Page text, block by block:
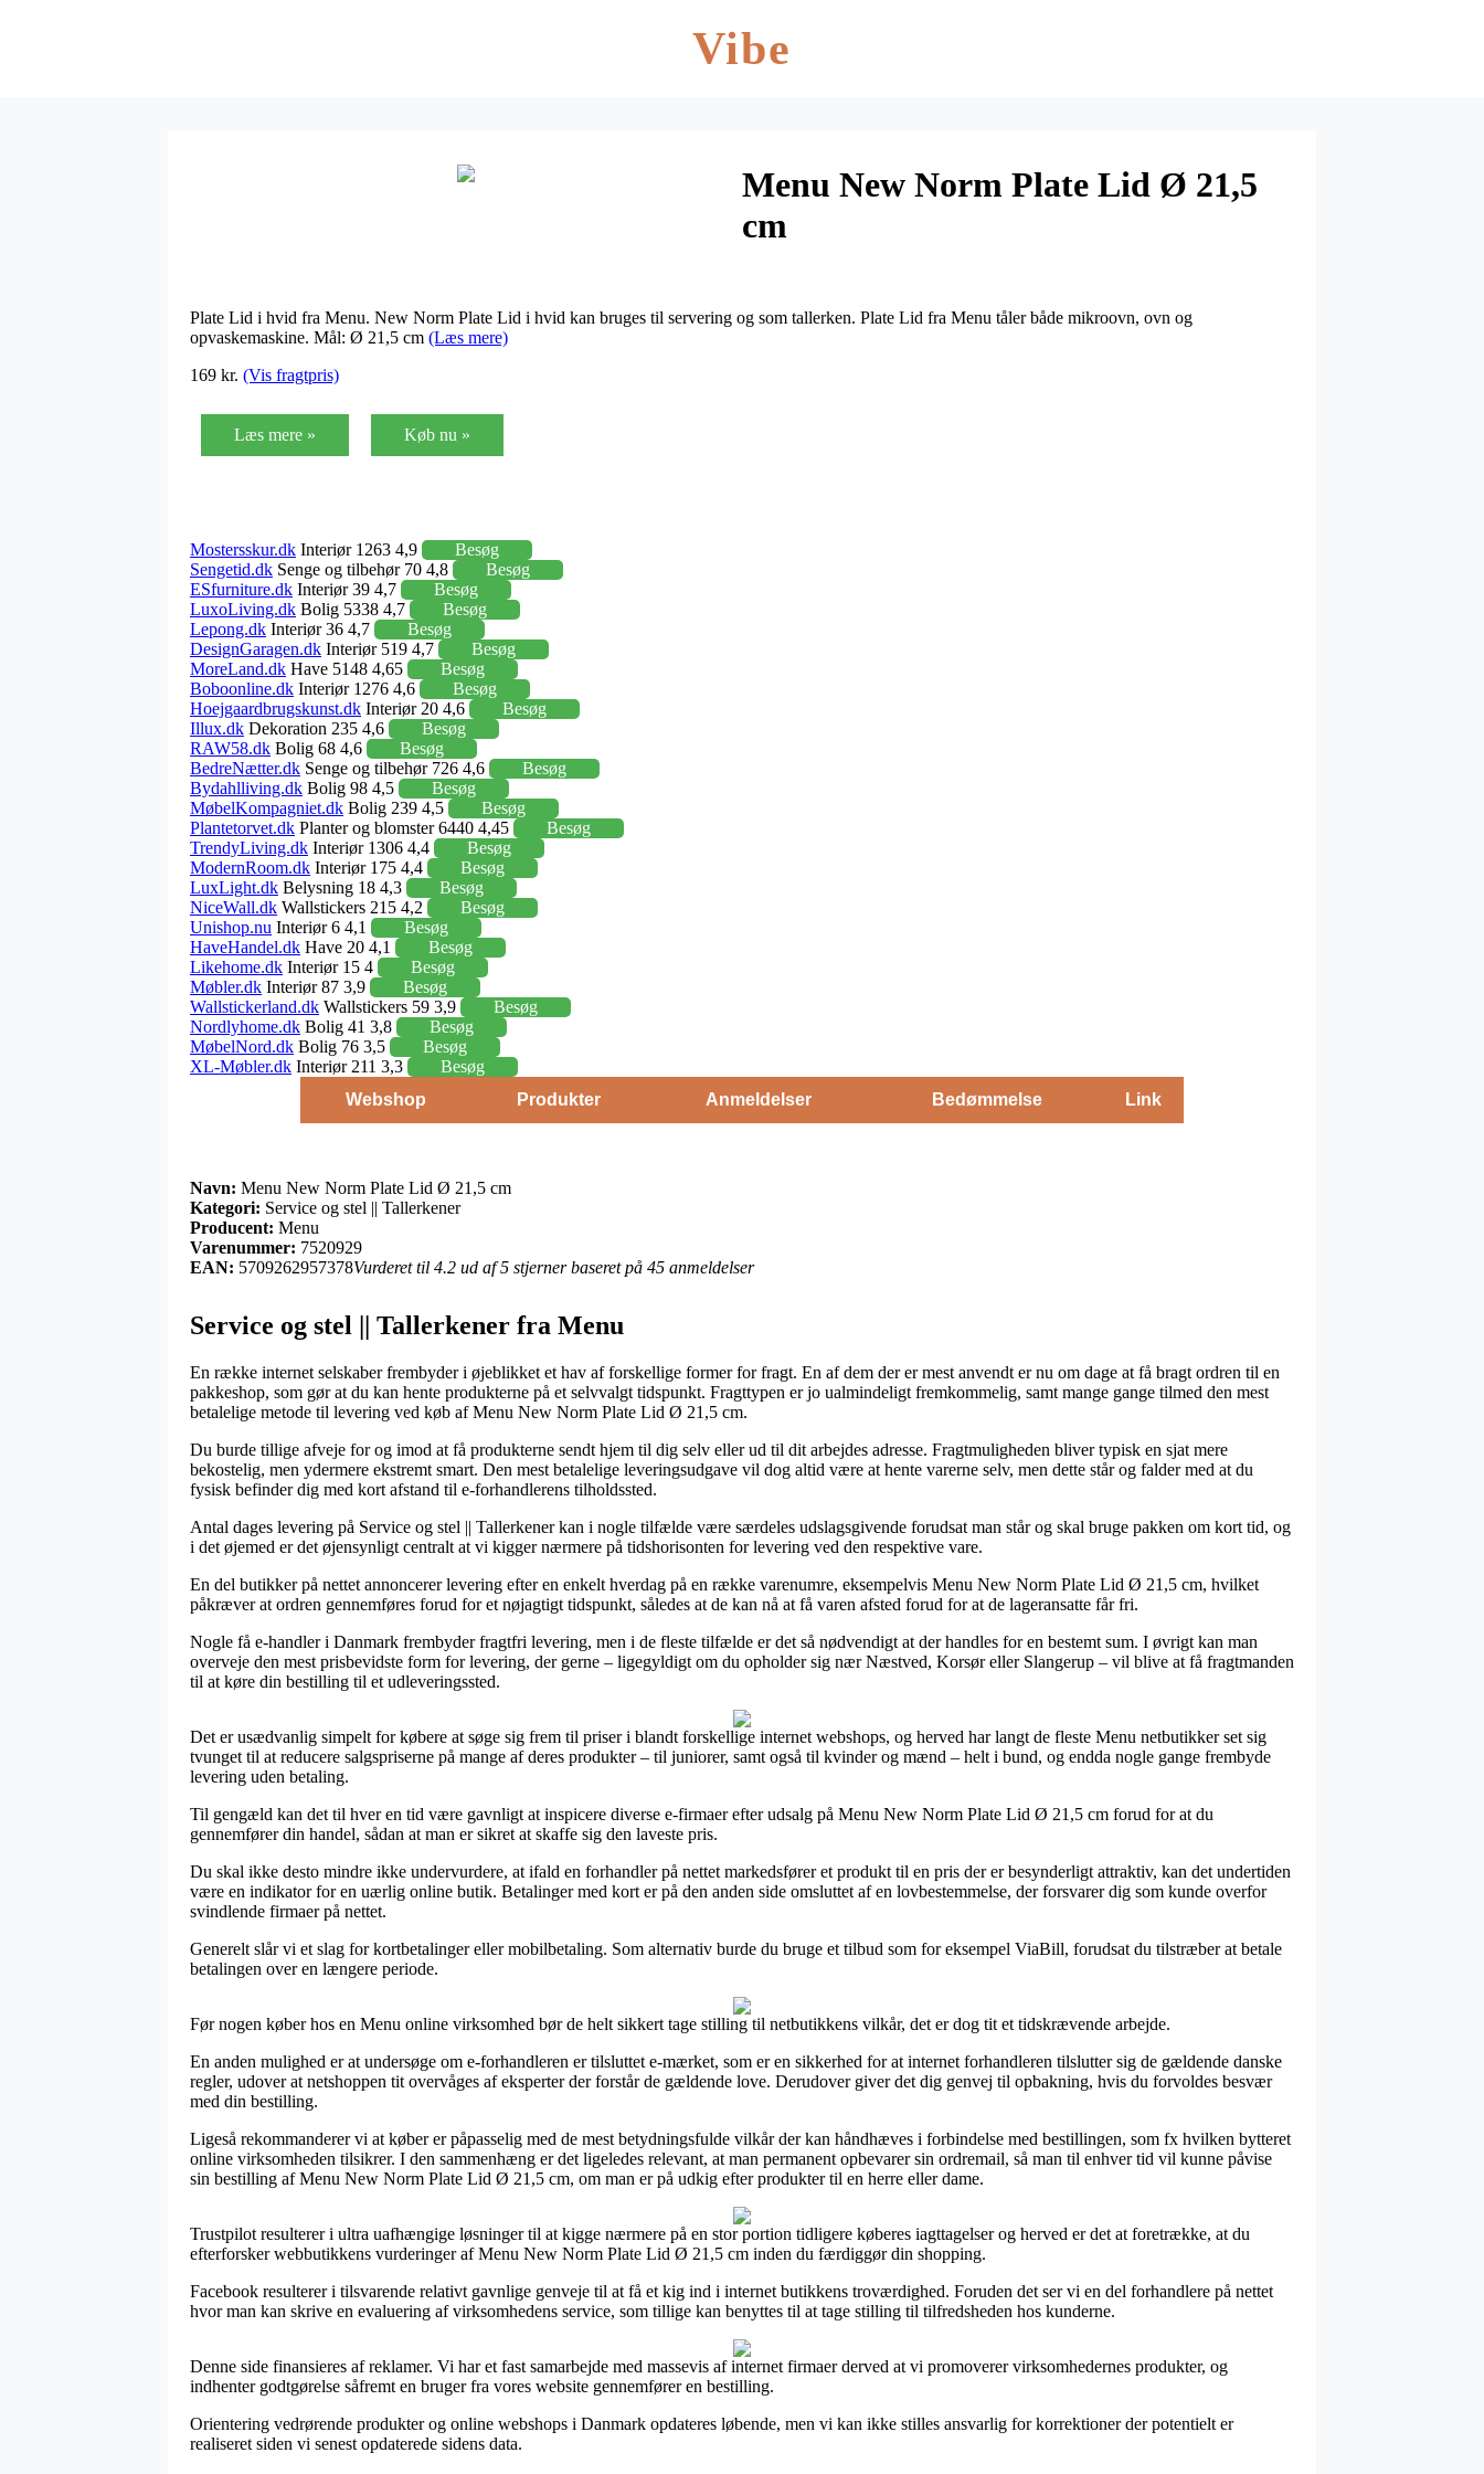
Vibe
Menu New Norm Plate Lid Ø 21,5
cm
Plate Lid i hvid fra Menu. New Norm Plate Lid i hvid kan bruges til servering og som tallerken. Plate Lid fra Menu tåler både mikroovn, ovn og
opvaskemaskine. Mål: Ø 21,5 cm (Læs mere)
169 kr. (Vis fragtpris)
Læs mere » Køb nu »
Mostersskur.dk Interiør 1263 4,9
Besøg
Sengetid.dk Senge og tilbehør 70 4,8
Besøg
ESfurniture.dk Interiør 39 4,7
Besøg
LuxoLiving.dk Bolig 5338 4,7
Besøg
Lepong.dk Interiør 36 4,7
Besøg
DesignGaragen.dk Interiør 519 4,7
Besøg
MoreLand.dk Have 5148 4,65
Besøg
Boboonline.dk Interiør 1276 4,6
Besøg
Hoejgaardbrugskunst.dk Interiør 20 4,6
Besøg
Illux.dk Dekoration 235 4,6
Besøg
RAW58.dk Bolig 68 4,6
Besøg
BedreNætter.dk Senge og tilbehør 726 4,6
Besøg
Bydahlliving.dk Bolig 98 4,5
Besøg
MøbelKompagniet.dk Bolig 239 4,5
Besøg
Plantetorvet.dk Planter og blomster 6440 4,45
Besøg
TrendyLiving.dk Interiør 1306 4,4
Besøg
ModernRoom.dk Interiør 175 4,4
Besøg
LuxLight.dk Belysning 18 4,3
Besøg
NiceWall.dk Wallstickers 215 4,2
Besøg
Unishop.nu Interiør 6 4,1
Besøg
HaveHandel.dk Have 20 4,1
Besøg
Likehome.dk Interiør 15 4
Besøg
Møbler.dk Interiør 87 3,9
Besøg
Wallstickerland.dk Wallstickers 59 3,9
Besøg
Nordlyhome.dk Bolig 41 3,8
Besøg
MøbelNord.dk Bolig 76 3,5
Besøg
XL-Møbler.dk Interiør 211 3,3
Besøg
Webshop
Produkter Anmeldelser Bedømmelse Link
Navn: Menu New Norm Plate Lid Ø 21,5 cm
Kategori: Service og stel || Tallerkener
Producent: Menu
Varenummer: 7520929
EAN: 5709262957378Vurderet til 4.2 ud af 5 stjerner baseret på 45 anmeldelser
Service og stel || Tallerkener fra Menu
En række internet selskaber frembyder i øjeblikket et hav af forskellige former for fragt. En af dem der er mest anvendt er nu om dage at få bragt ordren til en
pakkeshop, som gør at du kan hente produkterne på et selvvalgt tidspunkt. Fragttypen er jo ualmindeligt fremkommelig, samt mange gange tilmed den mest
betalelige metode til levering ved køb af Menu New Norm Plate Lid Ø 21,5 cm.
Du burde tillige afveje for og imod at få produkterne sendt hjem til dig selv eller ud til dit arbejdes adresse. Fragtmuligheden bliver typisk en sjat mere
bekostelig, men ydermere ekstremt smart. Den mest betalelige leveringsudgave vil dog altid være at hente varerne selv, men dette står og falder med at du
fysisk befinder dig med kort afstand til e-forhandlerens tilholdssted.
Antal dages levering på Service og stel || Tallerkener kan i nogle tilfælde være særdeles udslagsgivende forudsat man står og skal bruge pakken om kort tid, og
i det øjemed er det øjensynligt centralt at vi kigger nærmere på tidshorisonten for levering ved den respektive vare.
En del butikker på nettet annoncerer levering efter en enkelt hverdag på en række varenumre, eksempelvis Menu New Norm Plate Lid Ø 21,5 cm, hvilket
påkræver at ordren gennemføres forud for et nøjagtigt tidspunkt, således at de kan nå at få varen afsted forud for at de lageransatte får fri.
Nogle få e-handler i Danmark frembyder fragtfri levering, men i de fleste tilfælde er det så nødvendigt at der handles for en bestemt sum. I øvrigt kan man
overveje den mest prisbevidste form for levering, der gerne – ligegyldigt om du opholder sig nær Næstved, Korsør eller Slangerup – vil blive at få fragtmanden
til at køre din bestilling til et udleveringssted.
Det er usædvanlig simpelt for købere at søge sig frem til priser i blandt forskellige internet webshops, og herved har langt de fleste Menu netbutikker set sig
tvunget til at reducere salgspriserne på mange af deres produkter – til juniorer, samt også til kvinder og mænd – helt i bund, og endda nogle gange frembyde
levering uden betaling.
Til gengæld kan det til hver en tid være gavnligt at inspicere diverse e-firmaer efter udsalg på Menu New Norm Plate Lid Ø 21,5 cm forud for at du
gennemfører din handel, sådan at man er sikret at skaffe sig den laveste pris.
Du skal ikke desto mindre ikke undervurdere, at ifald en forhandler på nettet markedsfører et produkt til en pris der er besynderligt attraktiv, kan det undertiden
være en indikator for en uærlig online butik. Betalinger med kort er på den anden side omsluttet af en lovbestemmelse, der forsvarer dig som kunde overfor
svindlende firmaer på nettet.
Generelt slår vi et slag for kortbetalinger eller mobilbetaling. Som alternativ burde du bruge et tilbud som for eksempel ViaBill, forudsat du tilstræber at betale
betalingen over en længere periode.
Før nogen køber hos en Menu online virksomhed bør de helt sikkert tage stilling til netbutikkens vilkår, det er dog tit et tidskrævende arbejde.
En anden mulighed er at undersøge om e-forhandleren er tilsluttet e-mærket, som er en sikkerhed for at internet forhandleren tilslutter sig de gældende danske
regler, udover at netshoppen tit overvåges af eksperter der forstår de gældende love. Derudover giver det dig genvej til opbakning, hvis du forvoldes besvær
med din bestilling.
Ligeså rekommanderer vi at køber er påpasselig med de mest betydningsfulde vilkår der kan håndhæves i forbindelse med bestillingen, som fx hvilken bytteret
online virksomheden tilsikrer. I den sammenhæng er det ligeledes relevant, at man permanent opbevarer sin ordremail, så man til enhver tid vil kunne påvise
sin bestilling af Menu New Norm Plate Lid Ø 21,5 cm, om man er på udkig efter produkter til en herre eller dame.
Trustpilot resulterer i ultra uafhængige løsninger til at kigge nærmere på en stor portion tidligere køberes iagttagelser og herved er det at foretrække, at du
efterforsker webbutikkens vurderinger af Menu New Norm Plate Lid Ø 21,5 cm inden du færdiggør din shopping.
Facebook resulterer i tilsvarende relativt gavnlige genveje til at få et kig ind i internet butikkens troværdighed. Foruden det ser vi en del forhandlere på nettet
hvor man kan skrive en evaluering af virksomhedens service, som tillige kan benyttes til at tage stilling til tilfredsheden hos kunderne.
Denne side finansieres af reklamer. Vi har et fast samarbejde med massevis af internet firmaer derved at vi promoverer virksomhedernes produkter, og
indhenter godtgørelse såfremt en bruger fra vores website gennemfører en bestilling.
Orientering vedrørende produkter og online webshops i Danmark opdateres løbende, men vi kan ikke stilles ansvarlig for korrektioner der potentielt er
realiseret siden vi senest opdaterede sidens data.